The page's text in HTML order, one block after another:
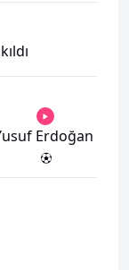
Erdoğan